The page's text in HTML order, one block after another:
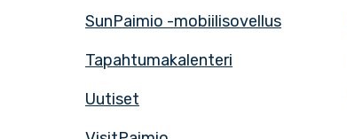
SunPaimio -mobiilisovellus
Tapahtumakalenteri
Uutiset